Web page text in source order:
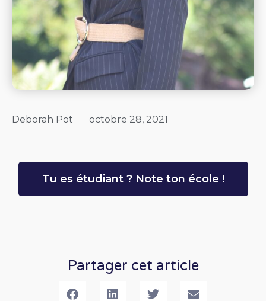
Deborah Pot octobre 28, 2021
Tu es étudiant ? Note ton école !
Partager cet article